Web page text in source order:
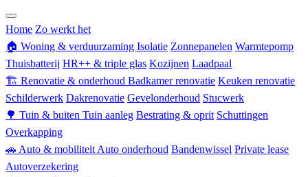
Home Zo werkt het
🏠 Woning & verduurzaming Isolatie Zonnepanelen Warmtepomp
Thuisbatterij HR++ & triple glas Kozijnen Laadpaal
🏗 Renovatie & onderhoud Badkamer renovatie Keuken renovatie
Schilderwerk Dakrenovatie Gevelonderhoud Stucwerk
🌳 Tuin & buiten Tuin aanleg Bestrating & oprit Schuttingen
Overkapping
🚗 Auto & mobiliteit Auto onderhoud Bandenwissel Private lease
Autoverzekering